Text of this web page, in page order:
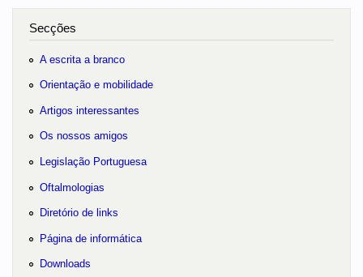
Secções
A escrita a branco
Orientação e mobilidade
Artigos interessantes
Os nossos amigos
Legislação Portuguesa
Oftalmologias
Diretório de links
Página de informática
Downloads